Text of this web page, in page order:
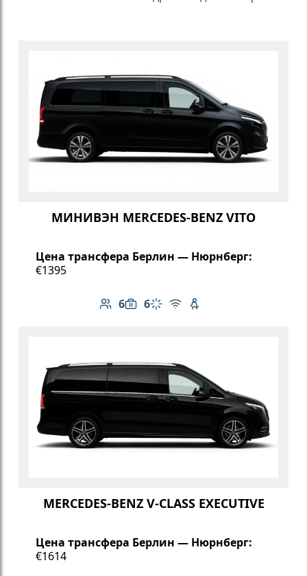
МИНИВЭН MERCEDES-BENZ VITO
Цена трансфера Берлин — Нюрнберг:
€1395
6
Количество пассажиров: 6
6
Вместимость багажа: 6
Климат-контроль
Бесплатный Wi-Fi
Детское кресло
MERCEDES-BENZ V-CLASS EXECUTIVE
Цена трансфера Берлин — Нюрнберг:
€1614